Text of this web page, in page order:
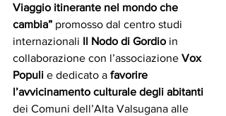
Viaggio itinerante nel mondo che
cambia” promosso dal centro studi
internazionali Il Nodo di Gordio in
collaborazione con l’associazione Vox
Populi e dedicato a favorire
l’avvicinamento culturale degli abitanti
dei Comuni dell’Alta Valsugana alle